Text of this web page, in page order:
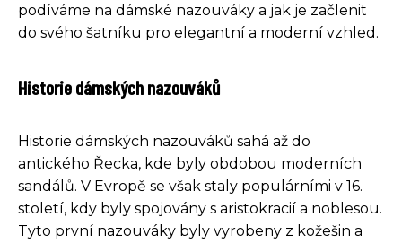
podíváme na dámské nazouváky a jak je začlenit
do svého šatníku pro elegantní a moderní vzhled.
Historie dámských nazouváků
Historie dámských nazouváků sahá až do
antického Řecka, kde byly obdobou moderních
sandálů. V Evropě se však staly populárními v 16.
století, kdy byly spojovány s aristokracií a noblesou.
Tyto první nazouváky byly vyrobeny z kožešin a